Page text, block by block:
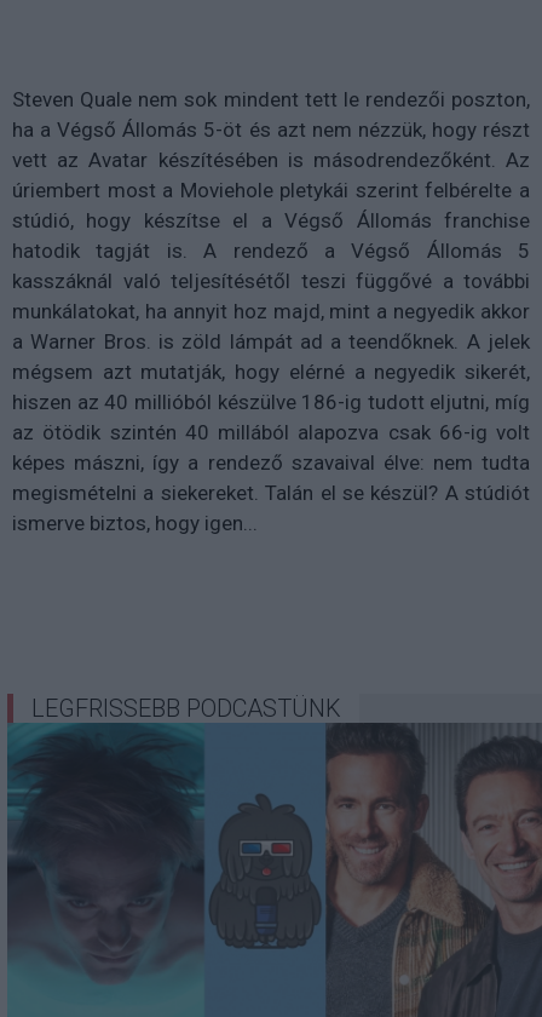
Steven Quale nem sok mindent tett le rendezői poszton,
ha a Végső Állomás 5-öt és azt nem nézzük, hogy részt
vett az Avatar készítésében is másodrendezőként. Az
úriembert most a Moviehole pletykái szerint felbérelte a
stúdió, hogy készítse el a Végső Állomás franchise
hatodik tagját is. A rendező a Végső Állomás 5
kasszáknál való teljesítésétől teszi függővé a további
munkálatokat, ha annyit hoz majd, mint a negyedik akkor
a Warner Bros. is zöld lámpát ad a teendőknek. A jelek
mégsem azt mutatják, hogy elérné a negyedik sikerét,
hiszen az 40 millióból készülve 186-ig tudott eljutni, míg
az ötödik szintén 40 millából alapozva csak 66-ig volt
képes mászni, így a rendező szavaival élve: nem tudta
megismételni a siekereket. Talán el se készül? A stúdiót
ismerve biztos, hogy igen...
LEGFRISSEBB PODCASTÜNK